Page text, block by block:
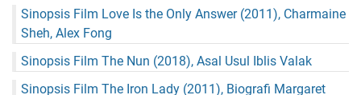
Sinopsis Film Love Is the Only Answer (2011), Charmaine
Sheh, Alex Fong
Sinopsis Film The Nun (2018), Asal Usul Iblis Valak
Sinopsis Film The Iron Lady (2011), Biografi Margaret